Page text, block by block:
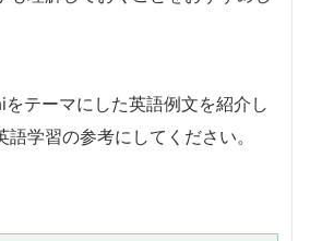
テーマにした英語例文を紹介し
学習の参考にしてください。